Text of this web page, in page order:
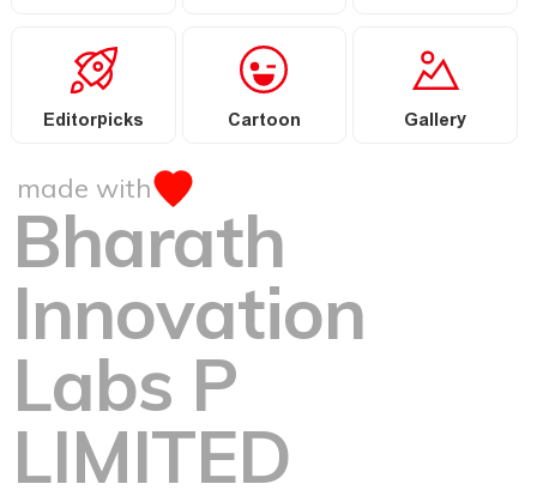
Editorpicks Cartoon Gallery
made with
Bharath
Innovation
Labs P
LIMITED